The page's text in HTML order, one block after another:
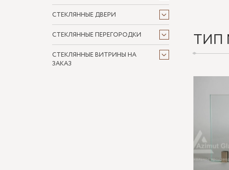
СТЕКЛЯННЫЕ ДВЕРИ
СТЕКЛЯННЫЕ ПЕРЕГОРОДКИ
СТЕКЛЯННЫЕ ВИТРИНЫ НА
ЗАКАЗ
ТИП